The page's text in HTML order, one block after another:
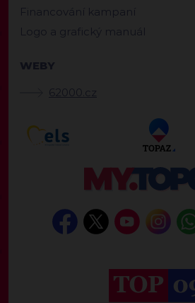
Financování kampaní
Logo a grafický manuál
WEBY
62000.cz